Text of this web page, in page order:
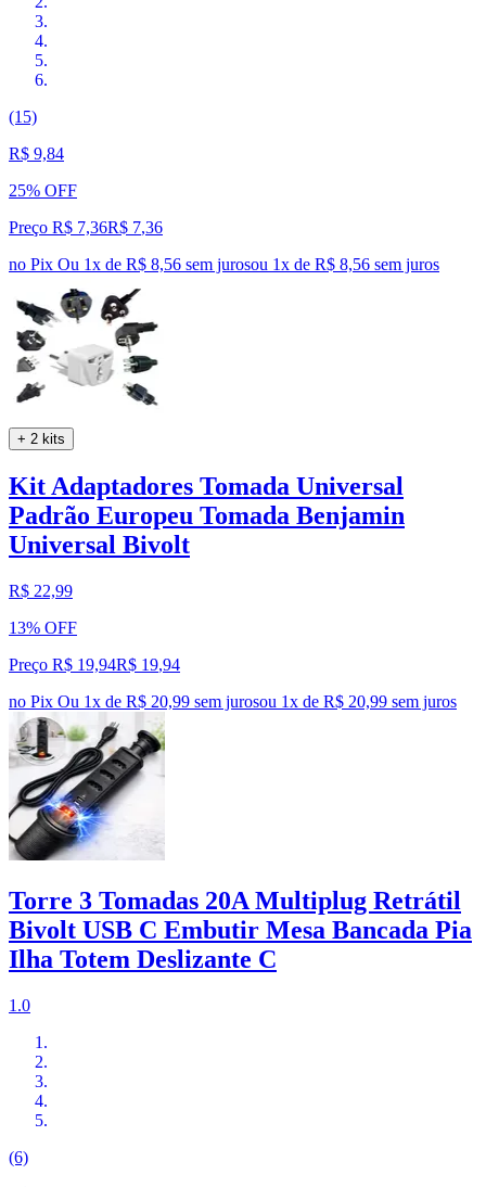
(15)
R$ 9,84
25% OFF
Preço R$ 7,36R$ 7,36
no Pix Ou 1x de R$ 8,56 sem jurosou 1x de R$ 8,56 sem juros
+ 2 kits
Kit Adaptadores Tomada Universal
Padrão Europeu Tomada Benjamin
Universal Bivolt
R$ 22,99
13% OFF
Preço R$ 19,94R$ 19,94
no Pix Ou 1x de R$ 20,99 sem jurosou 1x de R$ 20,99 sem juros
Torre 3 Tomadas 20A Multiplug Retrátil
Bivolt USB C Embutir Mesa Bancada Pia
Ilha Totem Deslizante C
1.0
(6)